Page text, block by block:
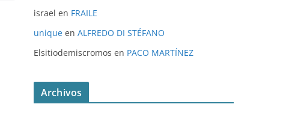
israel en FRAILE
unique en ALFREDO DI STÉFANO
Elsitiodemiscromos en PACO MARTÍNEZ
Archivos